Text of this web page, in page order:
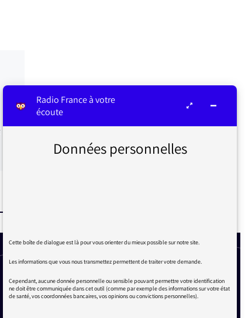
Radio France à votre
écoute
Données personnelles
Cette boîte de dialogue est là pour vous orienter du mieux possible sur notre site.
Les informations que vous nous transmettez permettent de traiter votre demande.
Cependant, aucune donnée personnelle ou sensible pouvant permettre votre identification
ne doit être communiquée dans cet outil (comme par exemple des informations sur votre état
de santé, vos coordonnées bancaires, vos opinions ou convictions personnelles).